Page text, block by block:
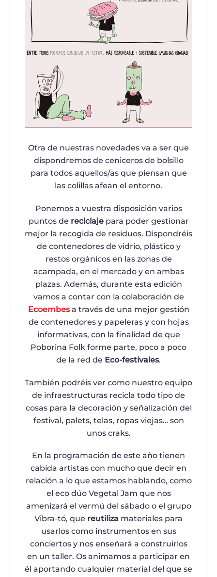
Otra de nuestras novedades va a ser que
dispondremos de ceniceros de bolsillo
para todos aquellos/as que piensan que
las colillas afean el entorno.
Ponemos a vuestra disposición varios
puntos de reciclajepara poder gestionar
mejor la recogida de residuos. Dispondréis
de contenedores de vidrio, plástico y
restos orgánicos en las zonas de
acampada, en el mercado y en ambas
plazas. Además, durante esta edición
vamos a contar con la colaboración de
Ecoembes a través de una mejor gestión
de contenedores y papeleras y con hojas
informativas, con la finalidad de que
Poborina Folk forme parte, poco a poco
de la red de Eco-festivales.
También podréis ver como nuestro equipo
de infraestructuras recicla todo tipo de
cosas para la decoración y señalización del
festival, palets, telas, ropas viejas… son
unos craks.
En la programación de este año tienen
cabida artistas con mucho que decir en
relación a lo que estamos hablando, como
el eco dúo Vegetal Jam que nos
amenizará el vermú del sábado o el grupo
Vibra-tó, que reutiliza materiales para
usarlos como instrumentos en sus
conciertos y nos enseñará a construirlos
en un taller. Os animamos a participar en
él aportando cualquier material del que se